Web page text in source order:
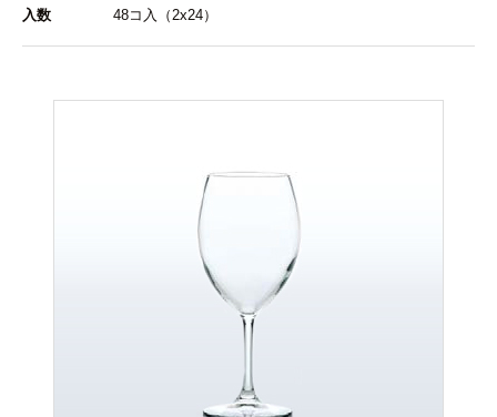
入数 48コ入（2x24）